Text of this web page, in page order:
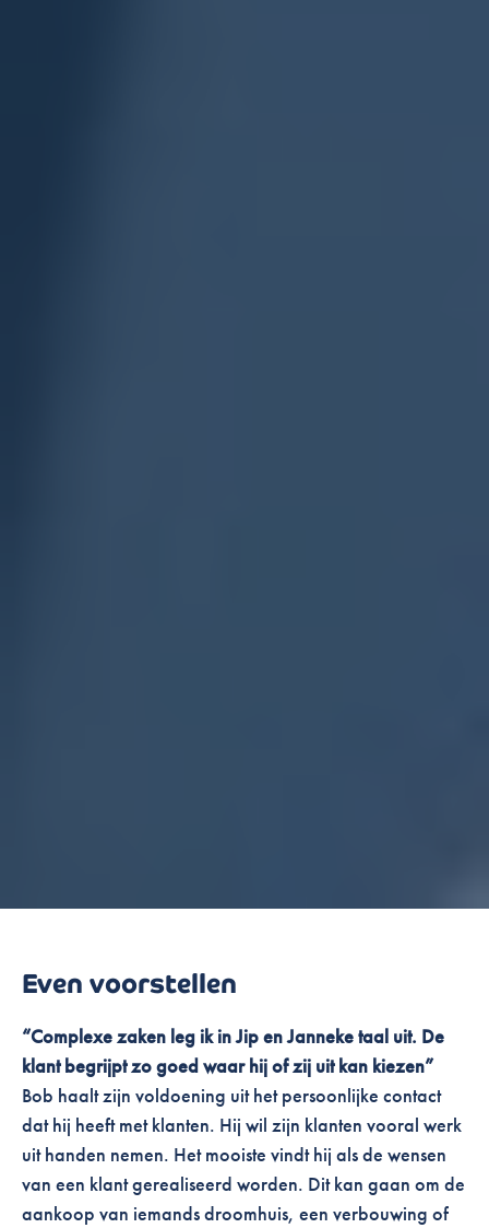
Even voorstellen
“Complexe zaken leg ik in Jip en Janneke taal uit. De
klant begrijpt zo goed waar hij of zij uit kan kiezen”
Bob haalt zijn voldoening uit het persoonlijke contact
dat hij heeft met klanten. Hij wil zijn klanten vooral werk
uit handen nemen. Het mooiste vindt hij als de wensen
van een klant gerealiseerd worden. Dit kan gaan om de
aankoop van iemands droomhuis, een verbouwing of